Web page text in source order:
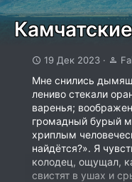
19 Дек 2023
Мне снились
лениво стекали
варенья;
громадный бурый
хриплым
найдётся?». Я
колодец, ощущал,
свистят в ушах и